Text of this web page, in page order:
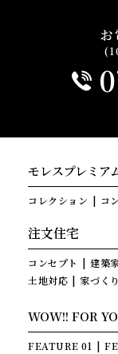
お
モレスプレミア
コレクション コ
注文住宅
コンセプト 建築
土地対応
家づく
WOW!! FOR
FEATURE 01